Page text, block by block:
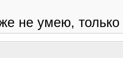
не умею,